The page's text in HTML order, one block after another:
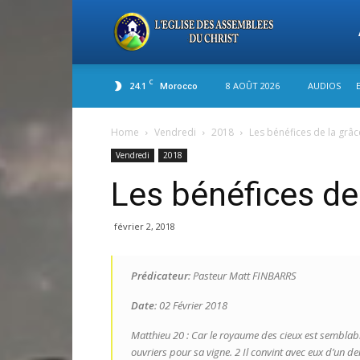
24.1 C Morocco 8 AOÛT 2026 AUDIOS
Home Vendredi 2018 Les bénéfices de la
Vendredi 2018
Les bénéfices
février 2, 2018
Prédicateur: Pasteur Matt FINBARRS
Date: 02 Février 2018
Matthieu 20 : Car le royaume des cieux est
ouvriers pour sa vigne. 2 Il convint avec eux d’un